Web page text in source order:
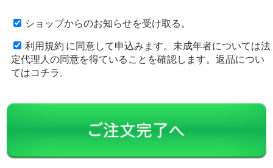
ショップからのお知らせを受け取る。
利用規約 に同意して申込みます。未成年者については法
定代理人の同意を得ていることを確認します。返品につい
てはコチラ 。